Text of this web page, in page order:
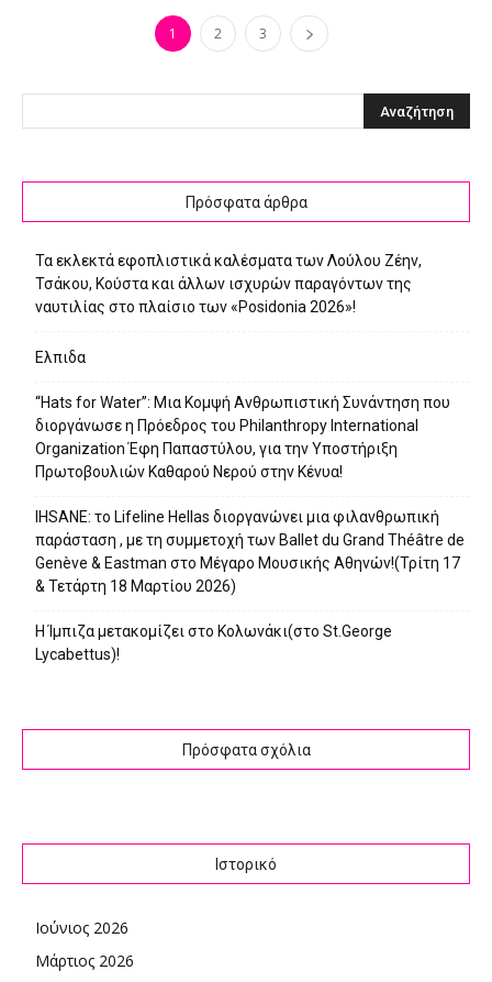
1 2 3
Πρόσφατα άρθρα
Τα εκλεκτά εφοπλιστικά καλέσματα των Λούλου Ζέην,
Τσάκου, Κούστα και άλλων ισχυρών παραγόντων της
ναυτιλίας στο πλαίσιο των «Posidonia 2026»!
Ελπιδα
“Hats for Water”: Μια Κομψή Ανθρωπιστική Συνάντηση που
διοργάνωσε η Πρόεδρος του Philanthropy International
Organization Έφη Παπαστύλου, για την Υποστήριξη
Πρωτοβουλιών Καθαρού Νερού στην Κένυα!
IHSANE: το Lifeline Hellas διοργανώνει μια φιλανθρωπική
παράσταση , με τη συμμετοχή των Ballet du Grand Théâtre de
Genève & Eastman στο Μέγαρο Μουσικής Αθηνών!(Τρίτη 17
& Τετάρτη 18 Μαρτίου 2026)
Η Ίμπιζα μετακομίζει στο Κολωνάκι(στο St.George
Lycabettus)!
Πρόσφατα σχόλια
Ιστορικό
Ιούνιος 2026
Μάρτιος 2026